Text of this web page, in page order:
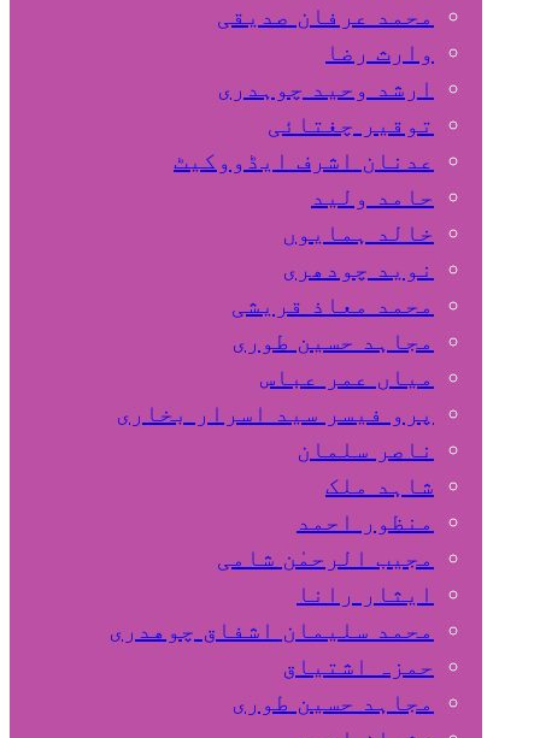
محمد عرفان صدیقی
وارث رضا
ارشد وحید چوہدری
توقیر چغتائی
عدنان اشرف ایڈووکیٹ
حامد ولید
خالد ہمایوں
نوید چودھری
محمد معاذ قریشی
مجاہد حسین طوری
میاں عمر عباس
پرو فیسر سید اسرار بخاری
ناصر سلمان
شاہد ملک
منظور احمد
مجیب الرحمٰن شامی
ایثار رانا
محمد سلیمان اشفاق چوهدری
حمزہ اشتیاق
مجاہد حسین طوری